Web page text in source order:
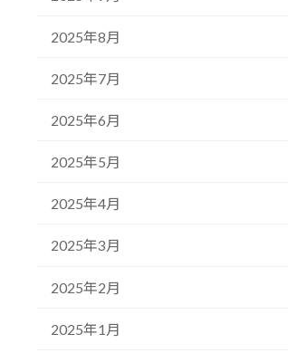
2025年8月
2025年7月
2025年6月
2025年5月
2025年4月
2025年3月
2025年2月
2025年1月